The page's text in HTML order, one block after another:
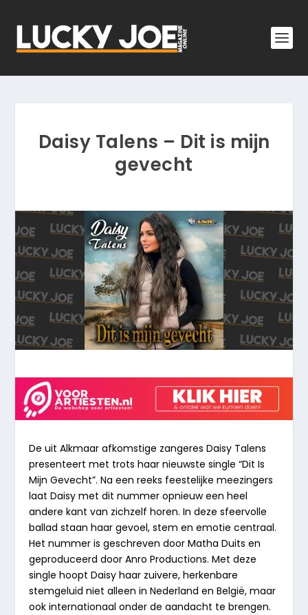
Daisy Talens – Dit is mijn
gevecht
De uit Alkmaar afkomstige zangeres Daisy Talens
presenteert met trots haar nieuwste single “Dit Is
Mijn Gevecht”. Na een reeks feestelijke meezingers
laat Daisy met dit nummer opnieuw een heel
andere kant van zichzelf horen. In deze sfeervolle
ballad staan haar gevoel, stem en emotie centraal.
Het nummer is geschreven door Matha Duits en
geproduceerd door Anro Productions. Met deze
single hoopt Daisy haar zuivere, herkenbare
stemgeluid niet alleen in Nederland en België, maar
ook internationaal onder de aandacht te brengen.